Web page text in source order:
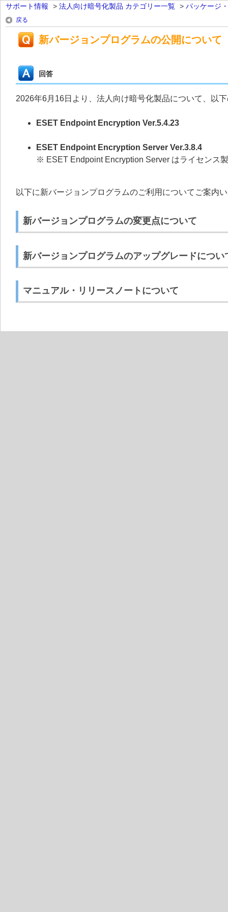
サポート情報 > 法人向け暗号化製品 カテゴリー一覧 > パッケージ
戻る
新バージョンプログラムの公開について
回答
2026年6月16日より、法人向け暗号化製品について、以
ESET Endpoint Encryption Ver.5.4.23
ESET Endpoint Encryption Server Ver.3.8.4
※ ESET Endpoint Encryption Server はライセンス
以下に新バージョンプログラムのご利用についてご案内
新バージョンプログラムの変更点について
新バージョンプログラムのアップグレードについ
マニュアル・リリースノートについて